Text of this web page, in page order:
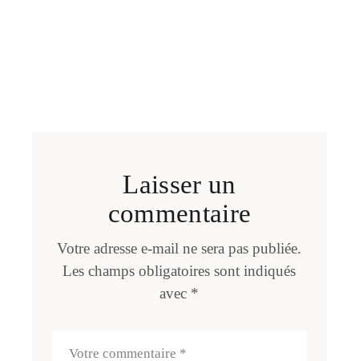
Laisser un
commentaire
Votre adresse e-mail ne sera pas publiée.
Les champs obligatoires sont indiqués
avec *